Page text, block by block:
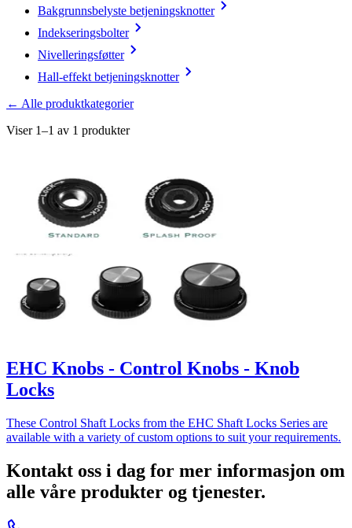
Bakgrunnsbelyste betjeningsknotter
Indekseringsbolter
Nivelleringsføtter
Hall-effekt betjeningsknotter
← Alle produktkategorier
Viser 1–1 av 1 produkter
EHC Knobs - Control Knobs - Knob
Locks
These Control Shaft Locks from the EHC Shaft Locks Series are
available with a variety of custom options to suit your requirements.
Kontakt oss i dag for mer informasjon om
alle våre produkter og tjenester.